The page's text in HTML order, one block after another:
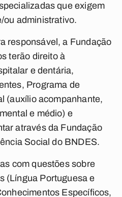
que exigem
ou administrativo.
responsável, a Fundação
terão direito à
e dentária,
Programa de
(auxílio acompanhante,
e médio) e
através da Fundação
Social do BNDES.
com questões sobre
(Língua Portuguesa e
Específicos,